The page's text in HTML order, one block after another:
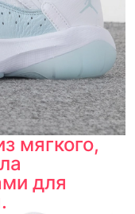
мягкого,
для